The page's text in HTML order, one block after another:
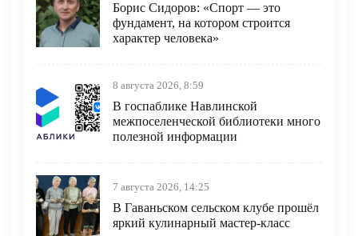
Борис Сидоров: «Спорт — это
фундамент, на котором строится
характер человека»
8 августа 2026, 8:59
В госпаблике Навлинской
межпоселенческой библиотеки много
полезной информации
7 августа 2026, 14:25
В Гаваньском сельском клубе прошёл
яркий кулинарный мастер‑класс